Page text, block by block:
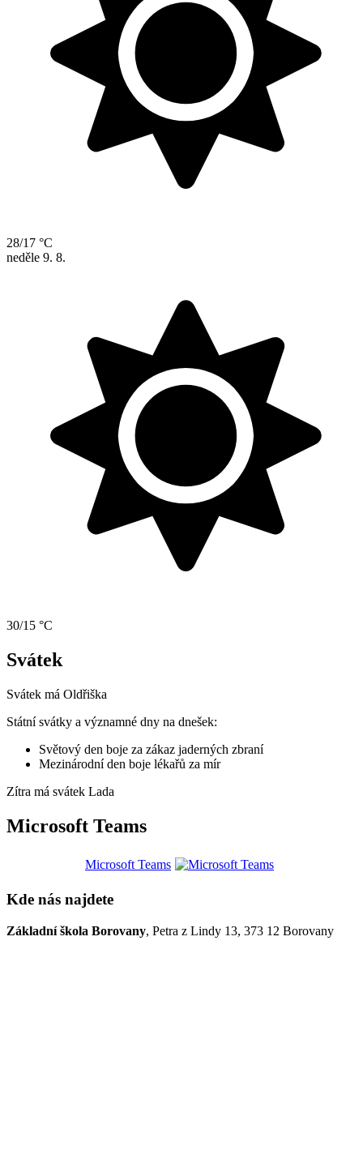
28/17 °C
neděle 9. 8.
30/15 °C
Svátek
Svátek má Oldřiška
Státní svátky a významné dny na dnešek:
Světový den boje za zákaz jaderných zbraní
Mezinárodní den boje lékařů za mír
Zítra má svátek Lada
Microsoft Teams
Microsoft Teams
Kde nás najdete
Základní škola Borovany, Petra z Lindy 13, 373 12 Borovany